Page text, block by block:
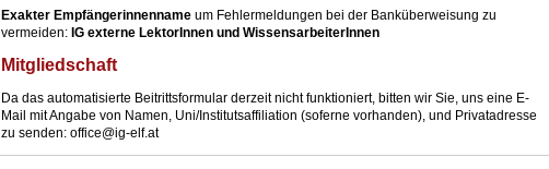
Exakter Empfängerinnenname um Fehlermeldungen bei der Banküberweisung zu
vermeiden: IG externe LektorInnen und WissensarbeiterInnen
Mitgliedschaft
Da das automatisierte Beitrittsformular derzeit nicht funktioniert, bitten wir Sie, uns eine E-
Mail mit Angabe von Namen, Uni/Institutsaffiliation (soferne vorhanden), und Privatadresse
zu senden: office@ig-elf.at